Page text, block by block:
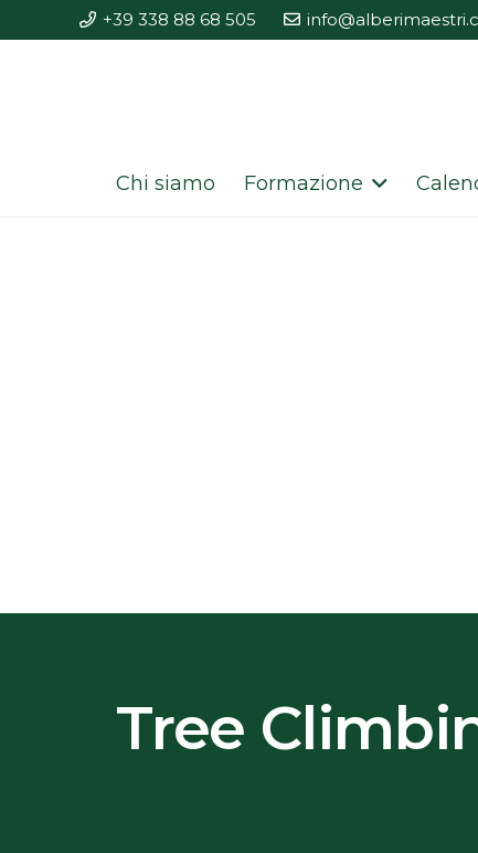
+39 338 88 68 505
Chi siamo Formazione
Tree